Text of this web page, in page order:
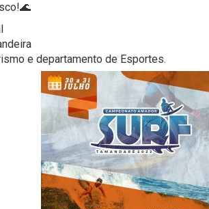
e departamento de Esportes.